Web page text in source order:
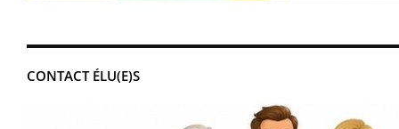
CONTACT ÉLU(E)S